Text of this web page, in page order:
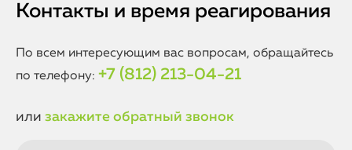
Контакты и время реагирования
По всем интересующим вас вопросам, обращайтесь
по телефону: +7 (812) 213-04-21
или закажите обратный звонок